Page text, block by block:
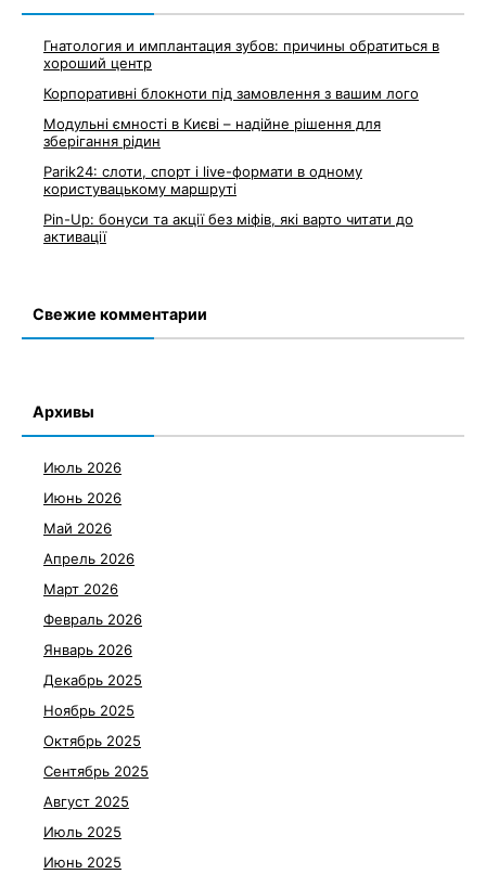
Гнатология и имплантация зубов: причины обратиться в
хороший центр
Корпоративні блокноти під замовлення з вашим лого
Модульні ємності в Києві – надійне рішення для
зберігання рідин
Parik24: слоти, спорт і live-формати в одному
користувацькому маршруті
Pin-Up: бонуси та акції без міфів, які варто читати до
активації
Свежие комментарии
Архивы
Июль 2026
Июнь 2026
Май 2026
Апрель 2026
Март 2026
Февраль 2026
Январь 2026
Декабрь 2025
Ноябрь 2025
Октябрь 2025
Сентябрь 2025
Август 2025
Июль 2025
Июнь 2025